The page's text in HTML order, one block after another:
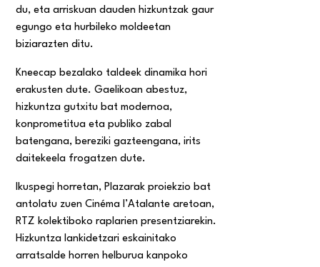
du, eta arriskuan dauden hizkuntzak gaur
egungo eta hurbileko moldeetan
biziarazten ditu.
Kneecap bezalako taldeek dinamika hori
erakusten dute. Gaelikoan abestuz,
hizkuntza gutxitu bat modernoa,
konprometitua eta publiko zabal
batengana, bereziki gazteengana, irits
daitekeela frogatzen dute.
Ikuspegi horretan, Plazarak proiekzio bat
antolatu zuen Cinéma l’Atalante aretoan,
RTZ kolektiboko raplarien presentziarekin.
Hizkuntza lankidetzari eskainitako
arratsalde horren helburua kanpoko